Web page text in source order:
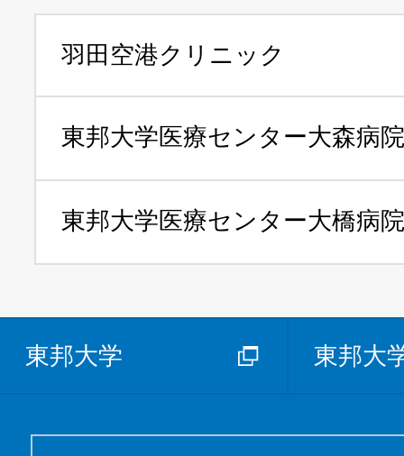
羽田空港クリニック
東邦大学医療センター大森病
東邦大学医療センター大橋病
東邦大学 東邦大